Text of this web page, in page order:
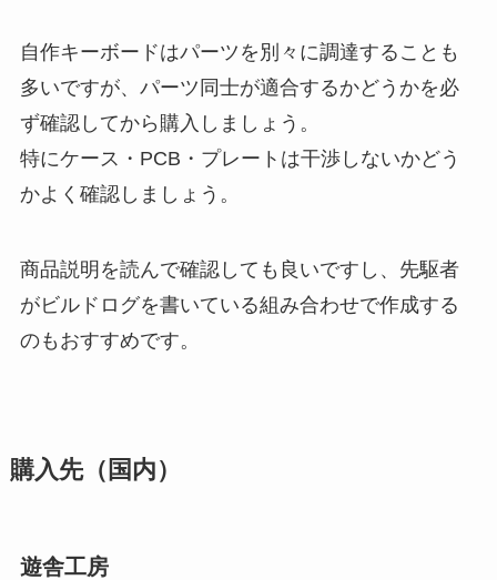
自作キーボードはパーツを別々に調達することも
多いですが、パーツ同士が適合するかどうかを必
ず確認してから購入しましょう。
特にケース・PCB・プレートは干渉しないかどう
かよく確認しましょう。
商品説明を読んで確認しても良いですし、先駆者
がビルドログを書いている組み合わせで作成する
のもおすすめです。
購入先（国内）
遊舎工房